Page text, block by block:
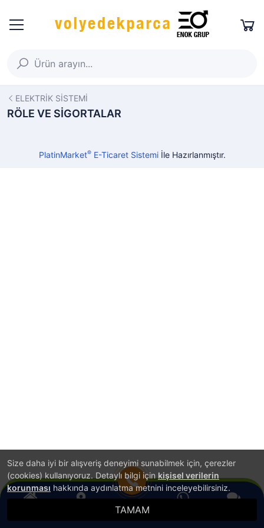
Size daha iyi bir alışveriş deneyimi sunabilmek için, çerezler
(cookies) kullanıyoruz. Detaylı bilgi için kişisel verilerin
korunması hakkında aydınlatma metnini inceleyebilirsiniz.
TAMAM
Hemen Ara
ELEKTRİK SİSTEMİ
RÖLE VE SİGORTALAR
PlatinMarket®E-Ticaret Sistemiİle Hazırlanmıştır.